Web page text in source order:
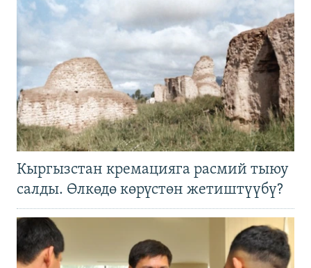
Кыргызстан кремацияга расмий тыюу
салды. Өлкөдө көрүстөн жетиштүүбү?